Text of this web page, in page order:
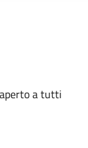
aperto a tutti